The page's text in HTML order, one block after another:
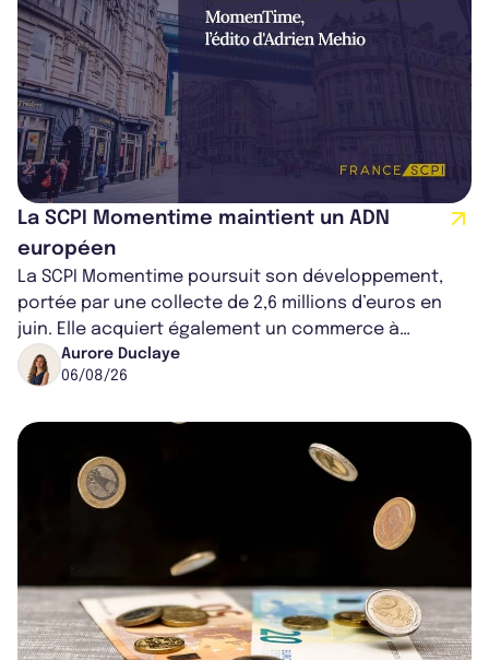
La SCPI Momentime maintient un ADN
européen
La SCPI Momentime poursuit son développement,
portée par une collecte de 2,6 millions d’euros en
juin. Elle acquiert également un commerce à
Worcester, place une plateforme logisti...
Aurore Duclaye
06/08/26